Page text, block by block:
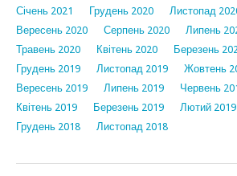
Січень 2021
Грудень 2020 Листопад
Вересень 2020
Серпень 2020 Липень
Травень 2020
Квітень 2020 Березень
Грудень 2019
Листопад 2019
Жовтень
Вересень 2019
Липень 2019 Червень
Квітень 2019
Березень 2019 Лютий 2019
Грудень 2018
Листопад 2018